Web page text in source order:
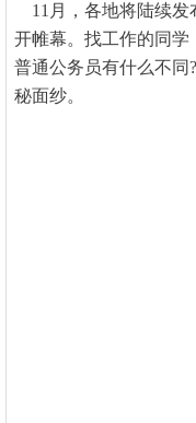
11月，各地将陆续
开帷幕。找工作的同学
普通公务员有什么不同
秘面纱。